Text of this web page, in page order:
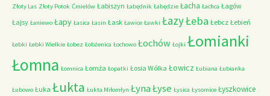
Złoty Las Złoty Potok Ćmielów Łabiszyn Łabędnik Łabędzie Łacha Łachca Łagów
Łajsy Łaniewo Łapy Łasica Łasin Łask Ławice Ławki ŁazyŁeba Łebcz Łebień
Łebki Łebki Wielkie Łobez Łobżenica Łochowo Łochów Łojki Łomianki
Łomna Łomnica Łomża Łopatki Łosia Wólka Łowicz Łubiana Łubianka
Łubowo Łuka Łukta Łukta Miłomłyn ŁynaŁyse Łysica Łysomice Łyszkowice